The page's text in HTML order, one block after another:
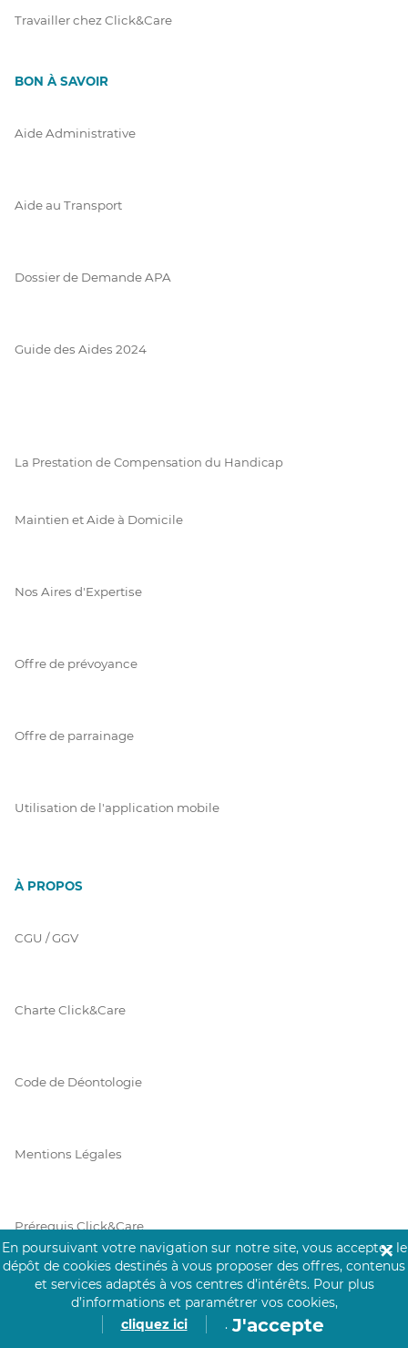
Travailler chez Click&Care
BON À SAVOIR
Aide Administrative
Aide au Transport
Dossier de Demande APA
Guide des Aides 2024
La Prestation de Compensation du Handicap
Maintien et Aide à Domicile
Nos Aires d'Expertise
Offre de prévoyance
Offre de parrainage
Utilisation de l'application mobile
À PROPOS
CGU / GGV
Charte Click&Care
Code de Déontologie
Mentions Légales
Prérequis Click&Care
Protection des Données
En poursuivant votre navigation sur notre site, vous acceptez le
dépôt de cookies destinés à vous proposer des offres, contenus
et services adaptés à vos centres d’intérêts. Pour plus
d’informations et paramétrer vos cookies,
cliquez ici
. J'accepte
✕